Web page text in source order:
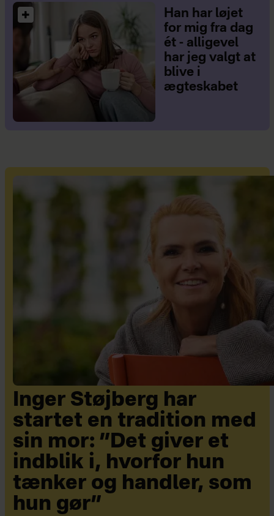
Han har løjet
for mig fra dag
ét - alligevel
har jeg valgt at
blive i
ægteskabet
Inger Støjberg har
startet en tradition med
sin mor: ”Det giver et
indblik i, hvorfor hun
tænker og handler, som
hun gør”